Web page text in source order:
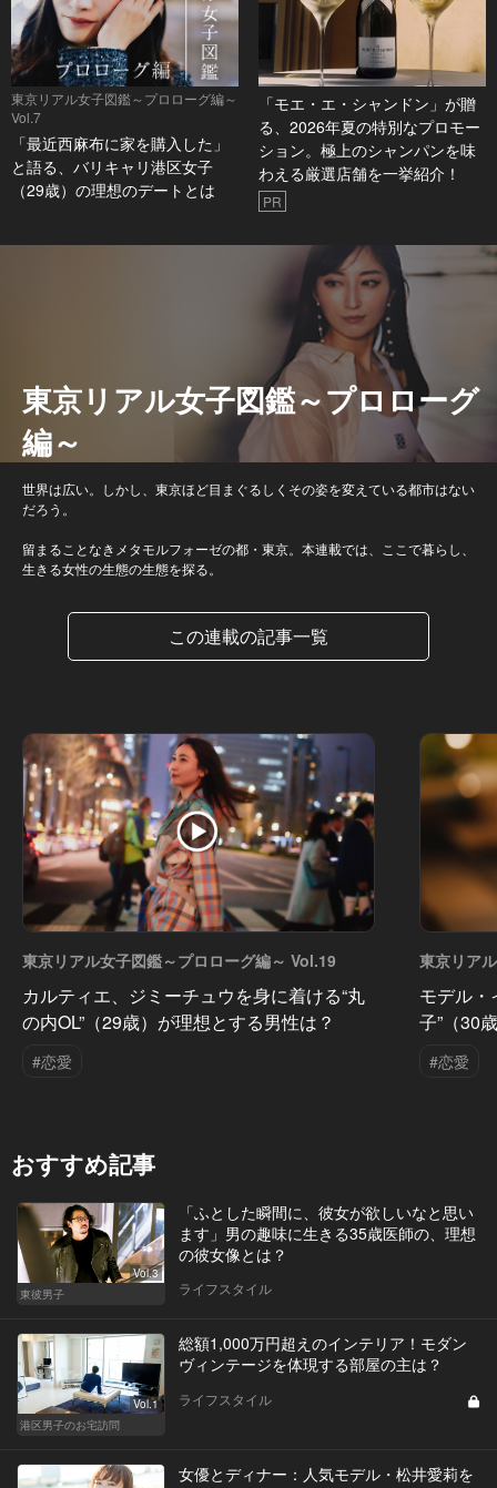
東京リアル女子図鑑～プロローグ編～
Vol.7
「最近西麻布に家を購入した」
と語る、バリキャリ港区女子
（29歳）の理想のデートとは
「モエ・エ・シャンドン」が贈
る、2026年夏の特別なプロモー
ション。極上のシャンパンを味
わえる厳選店舗を一挙紹介！
PR
東京リアル女子図鑑～プロローグ
編～
世界は広い。しかし、東京ほど目まぐるしくその姿を変えている都市はない
だろう。
留まることなきメタモルフォーゼの都・東京。本連載では、ここで暮らし、
生きる女性の生態の生態を探る。
この連載の記事一覧
東京リアル女子図鑑～プロローグ編～ Vol.19
カルティエ、ジミーチュウを身に着ける“丸
の内OL”（29歳）が理想とする男性は？
#恋愛
東京リア
モデル・
子”（30
#恋愛
おすすめ記事
Vol.3
東彼男子
「ふとした瞬間に、彼女が欲しいなと思い
ます」男の趣味に生きる35歳医師の、理想
の彼女像とは？
ライフスタイル
Vol.1
港区男子のお宅訪問
総額1,000万円超えのインテリア！モダン
ヴィンテージを体現する部屋の主は？
ライフスタイル
女優とディナー：人気モデル・松井愛莉を